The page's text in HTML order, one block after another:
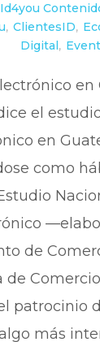
Id4you
, ClientesID,
Digital,
en
el
en
como
de
de
patrocinio
más